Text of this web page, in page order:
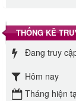
THỐNG KÊ
Đang truy
Hôm nay
Tháng hiện